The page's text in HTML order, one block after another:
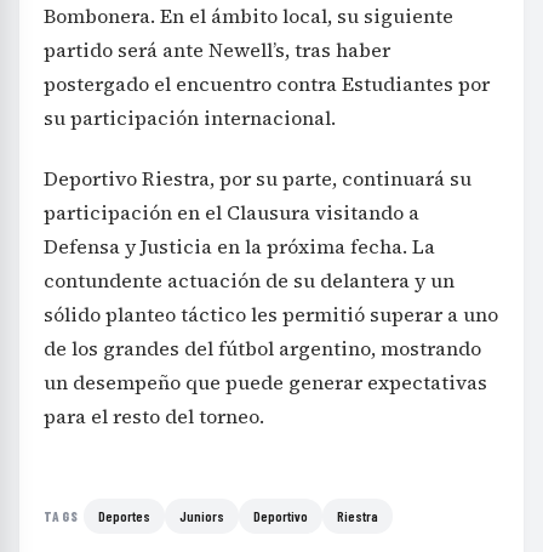
Bombonera. En el ámbito local, su siguiente
partido será ante Newell’s, tras haber
postergado el encuentro contra Estudiantes por
su participación internacional.
Deportivo Riestra, por su parte, continuará su
participación en el Clausura visitando a
Defensa y Justicia en la próxima fecha. La
contundente actuación de su delantera y un
sólido planteo táctico les permitió superar a uno
de los grandes del fútbol argentino, mostrando
un desempeño que puede generar expectativas
para el resto del torneo.
TAGS Deportes Juniors Deportivo Riestra